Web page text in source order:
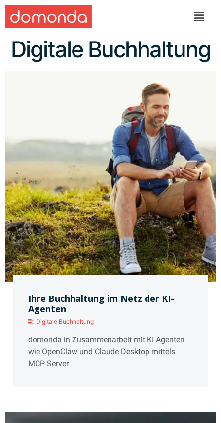
Digitale Buchhaltung
Ihre Buchhaltung im Netz der KI-
Agenten
Digitale Buchhaltung
domonda in Zusammenarbeit mit KI Agenten
wie OpenClaw und Claude Desktop mittels
MCP Server